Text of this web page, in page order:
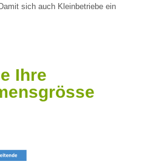
sich auch Kleinbetriebe ein
Ihre